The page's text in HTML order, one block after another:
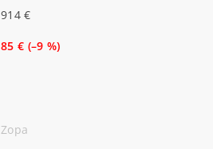
914 €
85 € (–9 %)
Zopa